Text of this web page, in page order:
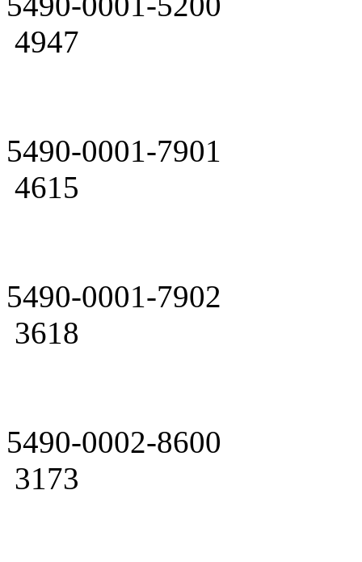
4947
5490-0001-7901
4615
5490-0001-7902
3618
5490-0002-8600
3173